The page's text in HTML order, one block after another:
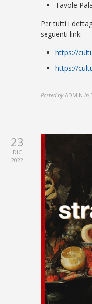
Tavole
Per tutti i
seguenti link:
https://
https://
Posted by ADMIN in
23
DIC
2022